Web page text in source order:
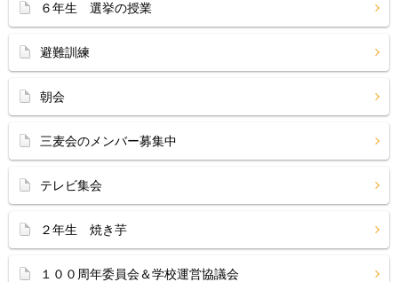
６年生 選挙の授業
避難訓練
朝会
三麦会のメンバー募集中
テレビ集会
２年生 焼き芋
１００周年委員会＆学校運営協議会